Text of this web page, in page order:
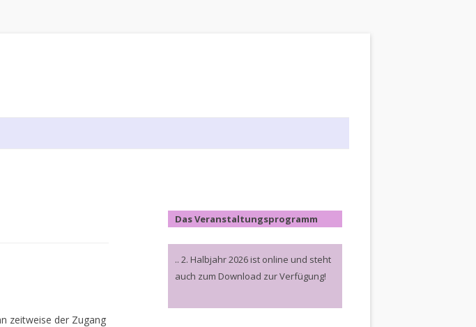
Zum
zeitweise der Zugang
Das Veranstaltungsprogramm
.. 2. Halbjahr 2026 ist online und steht
auch zum Download zur Verfügung!